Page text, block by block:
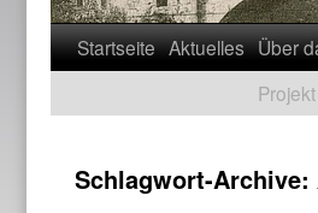
Startseite Aktuelles Über
Projekt
Schlagwort-Archive: